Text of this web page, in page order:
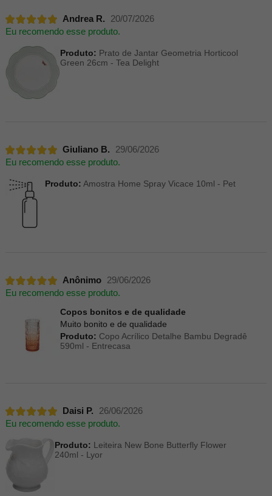
Andrea R.
20/07/2026
Eu recomendo esse produto.
Produto: Prato de Jantar Geometria Horticool
Green 26cm - Tea Delight
Giuliano B.
29/06/2026
Eu recomendo esse produto.
Produto: Amostra Home Spray Vicace 10ml - Pet
Anônimo
29/06/2026
Eu recomendo esse produto.
Copos bonitos e de qualidade
Muito bonito e de qualidade
Produto: Copo Acrílico Detalhe Bambu Degradê
590ml - Entrecasa
Daisi P.
26/06/2026
Eu recomendo esse produto.
Produto: Leiteira New Bone Butterfly Flower
240ml - Lyor